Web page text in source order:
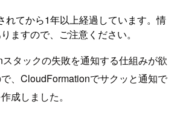
れてから1年以上経過しています。情
ますので、ご注意ください。
タックの失敗を通知する仕組みが欲
、CloudFormationでサクッと通知で
成しました。